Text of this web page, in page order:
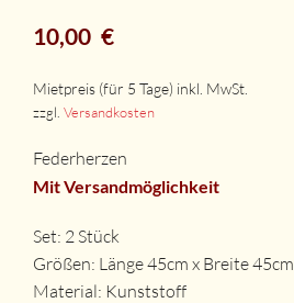
10,00 €
zzgl. Versandkosten
Federherzen
Mit Versandmöglichkeit
Set: 2 Stück
Größen: Länge 45cm x Breite 45cm
Material: Kunststoff